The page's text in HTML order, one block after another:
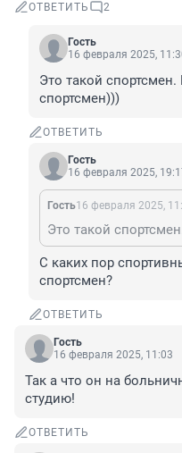
ОТВЕТИТЬ 2
Гость
16 февраля 2025,
Это такой
спортсмен)))
ОТВЕТИТЬ
Гость
16 февраля 2025,
Гость16 февраля 2025,
С каких пор
спортсмен?
ОТВЕТИТЬ
Гость
16 февраля 2025, 11:03
Так а что он на
студию!
ОТВЕТИТЬ